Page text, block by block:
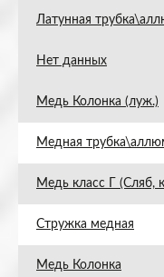
Латунная
Нет данных
Медь Колонка (луж.)
Медная
Медь класс Г (Сляб,
Стружка медная
Медь Колонка